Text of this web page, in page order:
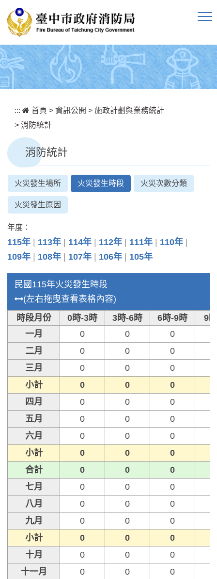
::: 首頁 > 資訊公開 > 施政計劃與業務統計
> 消防統計
消防統計
火災發生場所 火災發生時段 火災次數分類
火災發生原因
年度：
115年 113年 114年 112年 111年
110年
109年
108年 107年 106年 105年
民國115年火災發生時段
(左右拖曳查看表格內容)
時段月份
0時-3時 3時-6時 6時-9時
9
一月
0 0
0
二月
0 0
0
三月
0 0
0
小計
0 0
0
四月
0 0
0
五月
0 0
0
六月
0 0
0
小計
0 0
0
合計
0 0
0
七月
0 0
0
八月
0 0
0
九月
0 0
0
小計
0 0
0
十月
0 0
0
十一月
0 0
0